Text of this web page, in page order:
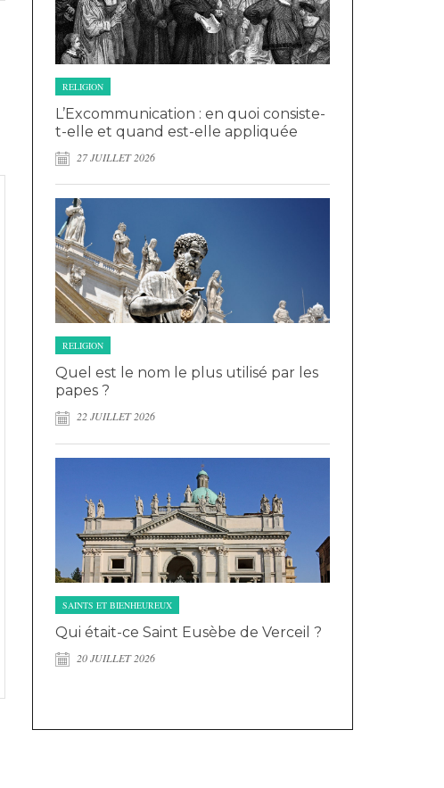
RELIGION
L’Excommunication : en quoi consiste-
t-elle et quand est-elle appliquée
27 JUILLET 2026
RELIGION
Quel est le nom le plus utilisé par les
papes ?
22 JUILLET 2026
SAINTS ET BIENHEUREUX
Qui était-ce Saint Eusèbe de Verceil ?
20 JUILLET 2026